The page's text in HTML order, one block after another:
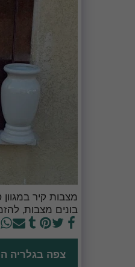
מצבות קיר
בונים מצבות, להזמנות 050-
צפה בגלריה